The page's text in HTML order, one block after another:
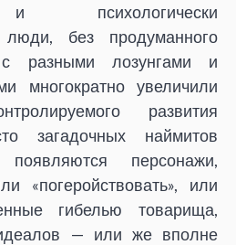
психологически
люди, без продуманного
разными лозунгами и
многократно увеличили
развития
загадочных наймитов
персонажи,
«погеройствовать», или
гибелью товарища,
— или же вполне